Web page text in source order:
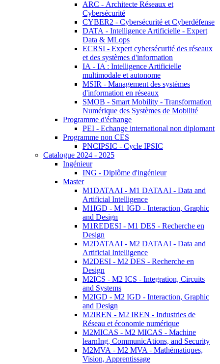
ARC - Architecte Réseaux et
Cybersécurité
CYBER2 - Cybersécurité et Cyberdéfense
DATA - Intelligence Artificielle - Expert
Data & MLops
ECRSI - Expert cybersécurité des réseaux
et des systèmes d'information
IA - IA : Intelligence Artificielle
multimodale et autonome
MSIR - Management des systèmes
d'information en réseaux
SMOB - Smart Mobility - Transformation
Numérique des Systèmes de Mobilité
Programme d'échange
PEI - Echange international non diplomant
Programme non CES
PNCIPSIC - Cycle IPSIC
Catalogue 2024 - 2025
Ingénieur
ING - Diplôme d'ingénieur
Master
M1DATAAI - M1 DATAAI - Data and
Artificial Intelligence
M1IGD - M1 IGD - Interaction, Graphic
and Design
M1REDESI - M1 DES - Recherche en
Design
M2DATAAI - M2 DATAAI - Data and
Artificial Intelligence
M2DESI - M2 DES - Recherche en
Design
M2ICS - M2 ICS - Integration, Circuits
and Systems
M2IGD - M2 IGD - Interaction, Graphic
and Design
M2IREN - M2 IREN - Industries de
Réseau et économie numérique
M2MICAS - M2 MICAS - Machine
learnIng, CommunicAtions, and Security
M2MVA - M2 MVA - Mathématiques,
Vision, Apprentissage